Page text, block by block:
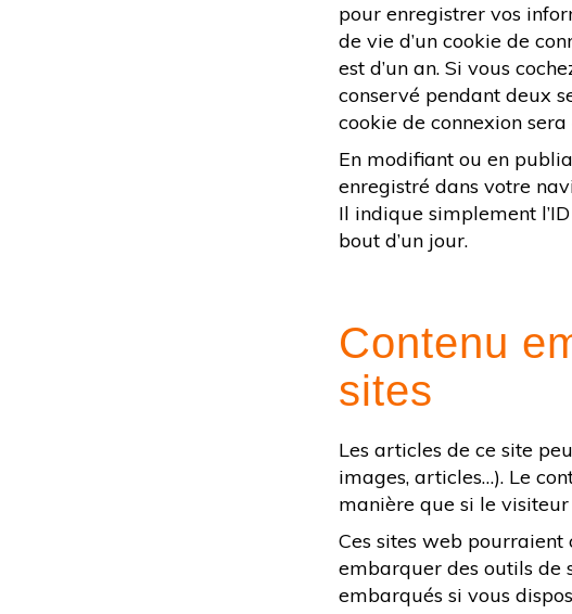
pour enregistrer vos
de vie d’un cookie de
est d’un an. Si vous
conservé pendant deux
cookie de connexion sera
En modifiant ou en
enregistré dans votre
Il indique simplement
bout d’un jour.
Contenu
sites
Les articles de ce site
images, articles…). Le
manière que si le
Ces sites web pourraient
embarquer des outils de
embarqués si vous